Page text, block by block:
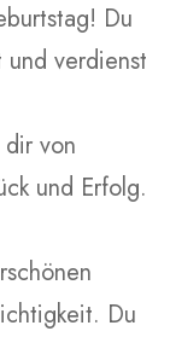
Du
verdienst
von
und Erfolg.
Du